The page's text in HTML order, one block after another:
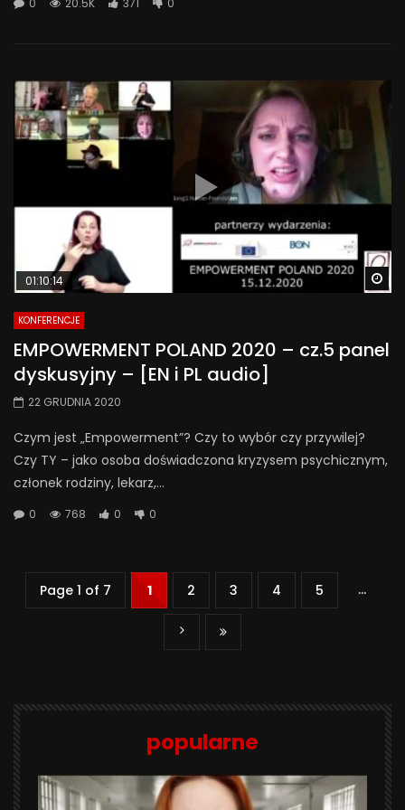
01:10:14
KONFERENCJE
EMPOWERMENT POLAND 2020 – cz.5 panel
dyskusyjny – [EN i PL audio]
22 GRUDNIA 2020
Czym jest „Empowerment”? Czy to wybór czy przywilej?
Czy TY – jako osoba doświadczona kryzysem psychicznym,
członek rodziny, lekarz,...
0 768 0 0
Page 1 of 7 1 2 3 4 5 ...
popularne